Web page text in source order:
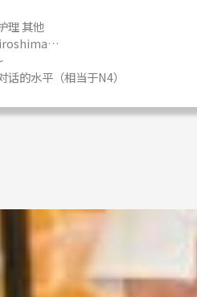
理 其他
広 / 広島県
话的水平（相当于N4）